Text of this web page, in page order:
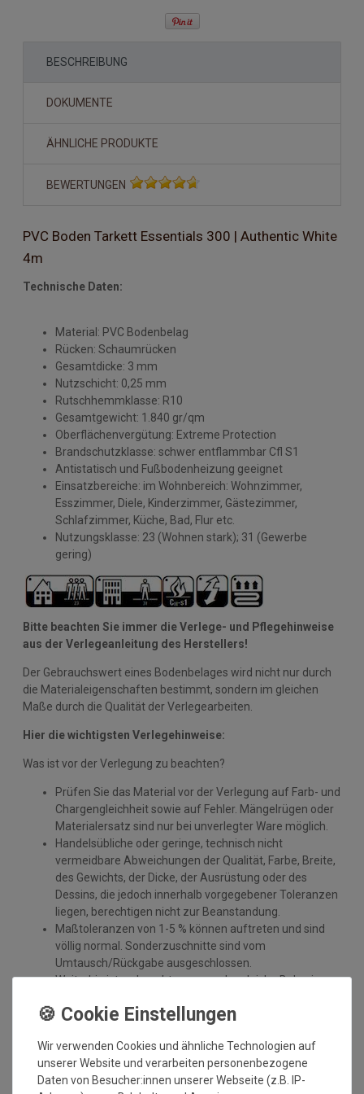
BESCHREIBUNG
DOKUMENTE
ÄHNLICHE PRODUKTE
BEWERTUNGEN
PVC Boden Tarkett Essentials 300 | Authentic White
4m
Technische Daten:
Material: PVC Bodenbelag
Rücken: Schaumrücken
Gesamtdicke: 3 mm
Nutzschicht: 0,25 mm
Rutschhemmklasse: R10
Gesamtgewicht: 1.840 gr/qm
Oberflächenvergütung: Extreme Protection
Brandschutzklasse: schwer entflammbar Cfl S1
Antistatisch und Fußbodenheizung geeignet
Einsatzbereiche: im Wohnbereich: Wohnzimmer,
Esszimmer, Diele, Kinderzimmer, Gästezimmer,
Schlafzimmer, Küche, Bad, Flur etc.
Nutzungsklasse: 23 (Wohnen stark); 31 (Gewerbe
gering)
Bitte beachten Sie immer die Verlege- und Pflegehinweise
aus der Verlegeanleitung des Herstellers!
Der Gebrauchswert eines Bodenbelages wird nicht nur durch
die Materialeigenschaften bestimmt, sondern im gleichen
Maße durch die Qualität der Verlegearbeiten.
Hier die wichtigsten Verlegehinweise:
Was ist vor der Verlegung zu beachten?
Prüfen Sie das Material vor der Verlegung auf Farb- und
Chargengleichheit sowie auf Fehler. Mängelrügen oder
Materialersatz sind nur bei unverlegter Ware möglich.
Handelsübliche oder geringe, technisch nicht
vermeidbare Abweichungen der Qualität, Farbe, Breite,
des Gewichts, der Dicke, der Ausrüstung oder des
Dessins, die jedoch innerhalb vorgegebener Toleranzen
liegen, berechtigen nicht zur Beanstandung.
Maßtoleranzen von 1-5 % können auftreten und sind
völlig normal. Sonderzuschnitte sind vom
Umtausch/Rückgabe ausgeschlossen.
Weiterhin ist zu beachten, wenn der gleiche Belag in
Farbabweichungen auf Grund der unterschiedlichen
Wie messe ich meinen Raum aus, damit das Material
ausreicht?
Wir verwenden Cookies und ähnliche Technologien auf
unserer Website und verarbeiten personenbezogene
Daten von Besucher:innen unserer Webseite (z.B. IP-